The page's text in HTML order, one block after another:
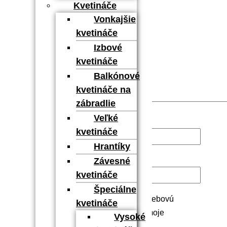
Kvetináče
Vonkajšie
kvetináče
Izbové
kvetináče
Balkónové
kvetináče na
zábradlie
Veľké
kvetináče
Hrantíky
Závesné
kvetináče
Špeciálne
kvetináče
Vysoké
Uložiť moje meno, e-mail a webovú
stránku v tomto prehliadači pre moje